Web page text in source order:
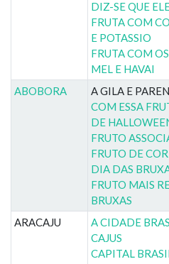
DIZ-SE QUE
FRUTA COM
E POTASSIO
FRUTA COM
MEL E HAVAI
ABOBORA
A GILA E
COM ESSA
DE
FRUTO
FRUTO DE
DIA DAS
FRUTO MAIS
BRUXAS
ARACAJU
A CIDADE
CAJUS
CAPITAL